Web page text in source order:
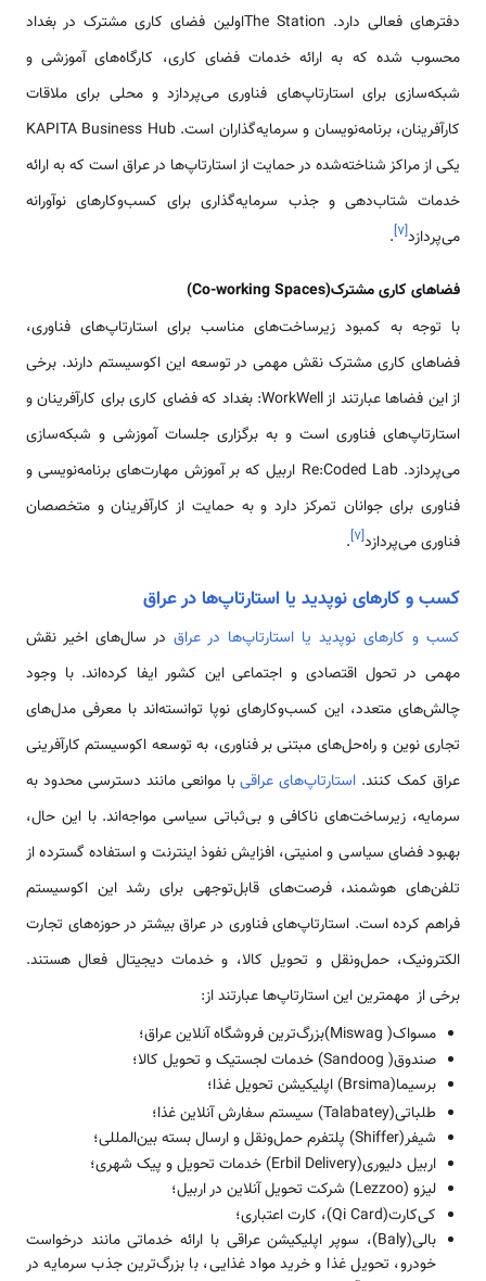
دفترهای فعالی دارد. The Stationاولین فضای کاری مشترک در بغداد
محسوب شده که به ارائه خدمات فضای کاری، کارگاه‌های آموزشی و
شبکه‌سازی برای استارتاپ‌های فناوری می‌پردازد و محلی برای ملاقات
کارآفرینان، برنامه‌نویسان و سرمایه‌گذاران است. KAPITA Business Hub
یکی از مراکز شناخته‌شده در حمایت از استارتاپ‌ها در عراق است که به ارائه
خدمات شتاب‌دهی و جذب سرمایه‌گذاری برای کسب‌وکارهای نوآورانه
می‌پردازد[۷]
.
فضاهای کاری مشترک(Co-working Spaces)
با توجه به کمبود زیرساخت‌های مناسب برای استارتاپ‌های فناوری،
فضاهای کاری مشترک نقش مهمی در توسعه این اکوسیستم دارند. برخی
از این فضاها عبارتند از WorkWell: بغداد که فضای کاری برای کارآفرینان و
استارتاپ‌های فناوری است و به برگزاری جلسات آموزشی و شبکه‌سازی
می‌پردازد. Re:Coded Lab اربیل که بر آموزش مهارت‌های برنامه‌نویسی و
فناوری برای جوانان تمرکز دارد و به حمایت از کارآفرینان و متخصصان
فناوری می‌پردازد[۷]
.
کسب و کارهای نوپدید یا استارتاپ‌ها در عراق
کسب و کارهای نوپدید یا استارتاپ‌ها در عراق در سال‌های اخیر نقش
مهمی در تحول اقتصادی و اجتماعی این کشور ایفا کرده‌اند. با وجود
چالش‌های متعدد، این کسب‌وکارهای نوپا توانسته‌اند با معرفی مدل‌های
تجاری نوین و راه‌حل‌های مبتنی بر فناوری، به توسعه اکوسیستم کارآفرینی
عراق کمک کنند. استارتاپ‌های عراقیبا موانعی مانند دسترسی محدود به
سرمایه، زیرساخت‌های ناکافی و بی‌ثباتی سیاسی مواجه‌اند. با این حال،
بهبود فضای سیاسی و امنیتی، افزایش نفوذ اینترنت و استفاده گسترده از
تلفن‌های هوشمند، فرصت‌های قابل‌توجهی برای رشد این اکوسیستم
فراهم کرده است. استارتاپ‌های فناوری در عراق بیشتر در حوزه‌های تجارت
الکترونیک، حمل‌ونقل و تحویل کالا، و خدمات دیجیتال فعال هستند.
برخی از مهمترین این استارتاپ‌ها عبارتند از:
مسواک( Miswag)بزرگ‌ترین فروشگاه آنلاین عراق؛
صندوق( Sandoog) خدمات لجستیک و تحویل کالا؛
برسیما(Brsima) اپلیکیشن تحویل غذا؛
طلباتی(Talabatey) سیستم سفارش آنلاین غذا؛
شیفر(Shiffer) پلتفرم حمل‌ونقل و ارسال بسته بین‌المللی؛
اربیل دلیوری(Erbil Delivery) خدمات تحویل و پیک شهری؛
لیزو (Lezzoo) شرکت تحویل آنلاین در اربیل؛
کی‌کارت(Qi Card)، کارت اعتباری؛
بالی(Baly)، سوپر اپلیکیشن عراقی با ارائه خدماتی مانند درخواست
خودرو، تحویل غذا و خرید مواد غذایی، با بزرگ‌ترین جذب سرمایه در